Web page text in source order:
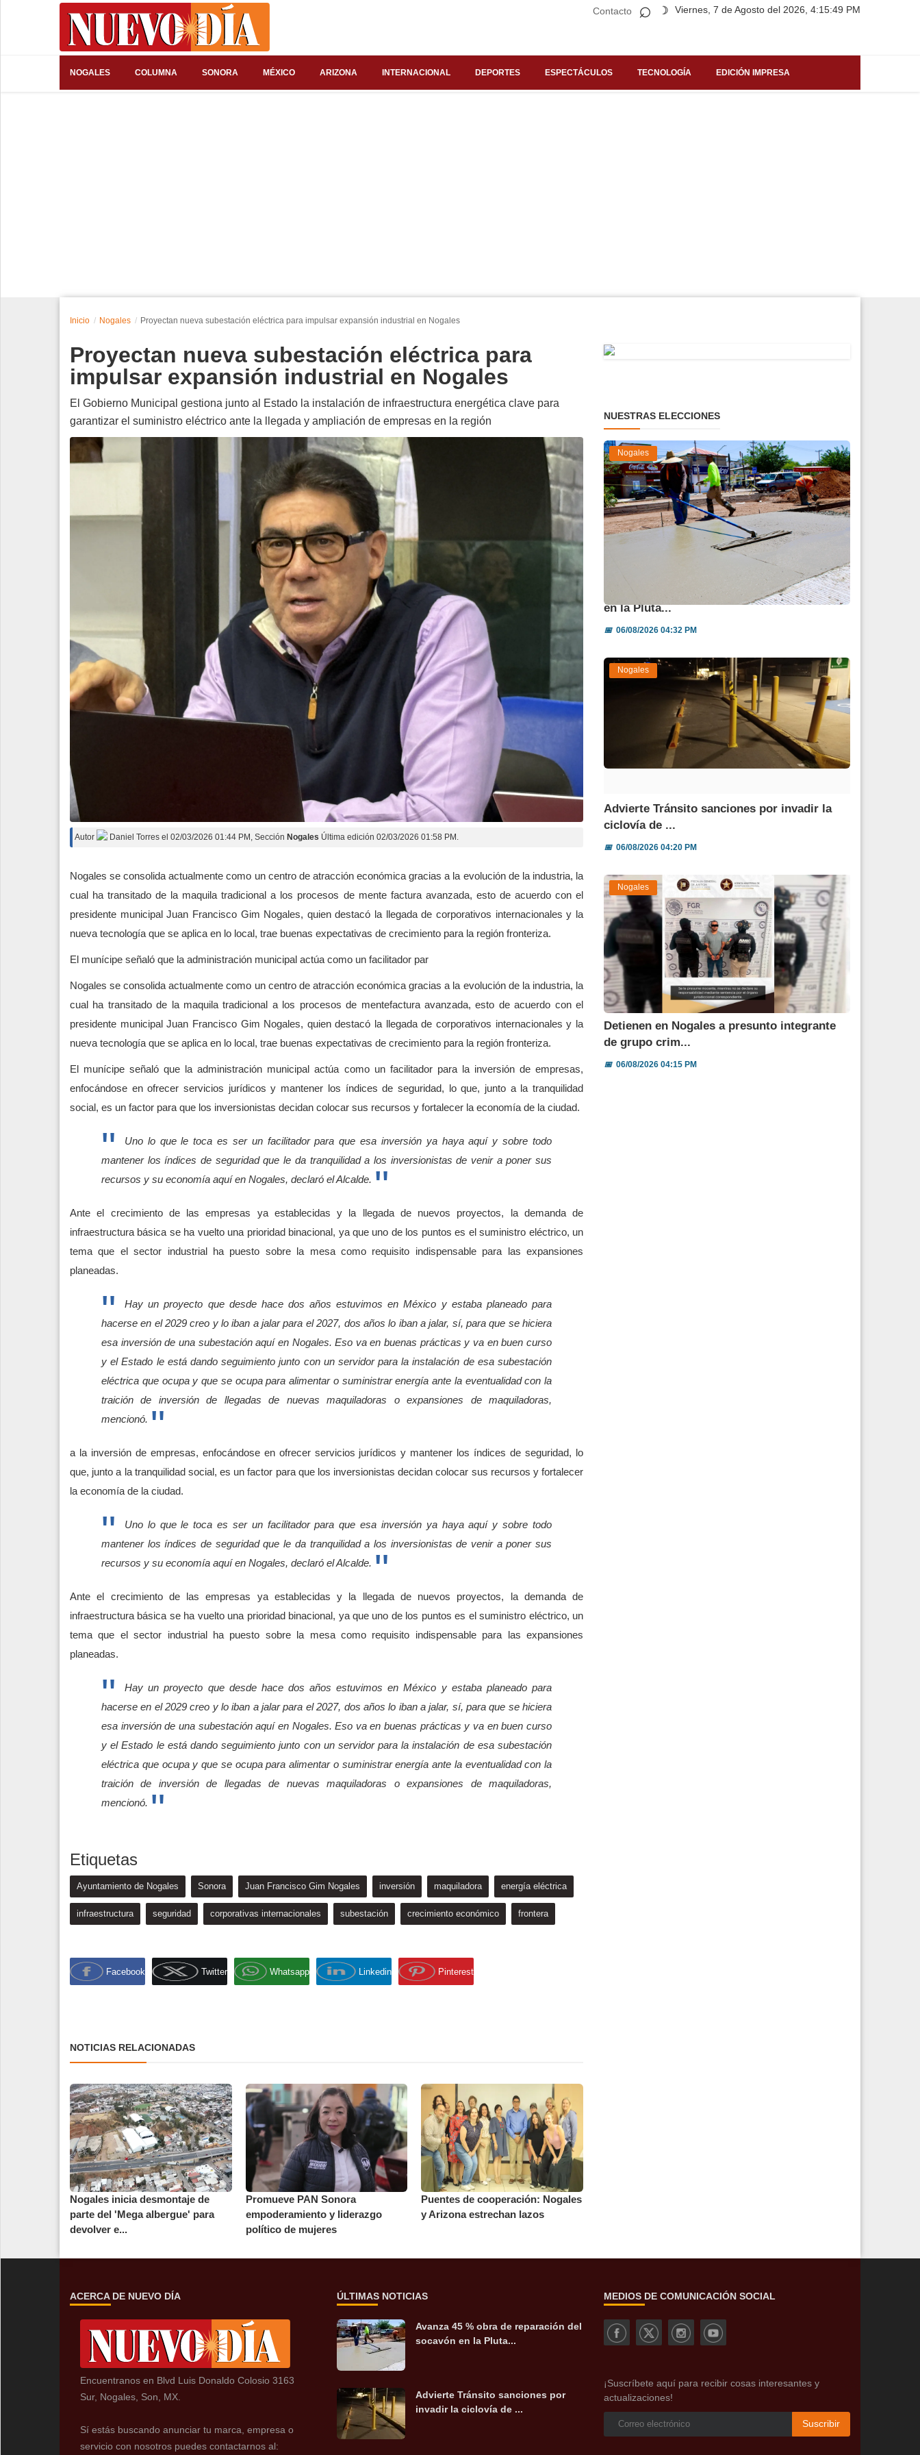
Contacto Viernes, 7 de Agosto del 2026, 4:15:49 PM
⌕ ☽
NOGALES COLUMNA SONORA MÉXICO ARIZONA INTERNACIONAL DEPORTES ESPECTÁCULOS TECNOLOGÍA EDICIÓN IMPRESA
Edición Impresa
Inicio Nogales Proyectan nueva subestación eléctrica para impulsar expansión industrial en Nogales
Proyectan nueva subestación eléctrica para
impulsar expansión industrial en Nogales
El Gobierno Municipal gestiona junto al Estado la instalación de infraestructura energética clave para
garantizar el suministro eléctrico ante la llegada y ampliación de empresas en la región
Autor Daniel Torres el 02/03/2026 01:44 PM , Sección Nogales Última edición 02/03/2026 01:58 PM.
Nogales se consolida actualmente como un centro de atracción económica gracias a la evolución de la industria, la
cual ha transitado de la maquila tradicional a los procesos de mente factura avanzada, esto de acuerdo con el
presidente municipal Juan Francisco Gim Nogales, quien destacó la llegada de corporativos internacionales y la
nueva tecnología que se aplica en lo local, trae buenas expectativas de crecimiento para la región fronteriza.
El munícipe señaló que la administración municipal actúa como un facilitador par
Nogales se consolida actualmente como un centro de atracción económica gracias a la evolución de la industria, la
cual ha transitado de la maquila tradicional a los procesos de mentefactura avanzada, esto de acuerdo con el
presidente municipal Juan Francisco Gim Nogales, quien destacó la llegada de corporativos internacionales y la
nueva tecnología que se aplica en lo local, trae buenas expectativas de crecimiento para la región fronteriza.
El munícipe señaló que la administración municipal actúa como un facilitador para la inversión de empresas,
enfocándose en ofrecer servicios jurídicos y mantener los índices de seguridad, lo que, junto a la tranquilidad
social, es un factor para que los inversionistas decidan colocar sus recursos y fortalecer la economía de la ciudad.
Uno lo que le toca es ser un facilitador para que esa inversión ya haya aquí y sobre todo
mantener los índices de seguridad que le da tranquilidad a los inversionistas de venir a poner sus
recursos y su economía aquí en Nogales, declaró el Alcalde.
Ante el crecimiento de las empresas ya establecidas y la llegada de nuevos proyectos, la demanda de
infraestructura básica se ha vuelto una prioridad binacional, ya que uno de los puntos es el suministro eléctrico, un
tema que el sector industrial ha puesto sobre la mesa como requisito indispensable para las expansiones
planeadas.
Hay un proyecto que desde hace dos años estuvimos en México y estaba planeado para
hacerse en el 2029 creo y lo iban a jalar para el 2027, dos años lo iban a jalar, sí, para que se hiciera
esa inversión de una subestación aquí en Nogales. Eso va en buenas prácticas y va en buen curso
y el Estado le está dando seguimiento junto con un servidor para la instalación de esa subestación
eléctrica que ocupa y que se ocupa para alimentar o suministrar energía ante la eventualidad con la
traición de inversión de llegadas de nuevas maquiladoras o expansiones de maquiladoras,
mencionó.
a la inversión de empresas, enfocándose en ofrecer servicios jurídicos y mantener los índices de seguridad, lo
que, junto a la tranquilidad social, es un factor para que los inversionistas decidan colocar sus recursos y fortalecer
la economía de la ciudad.
Uno lo que le toca es ser un facilitador para que esa inversión ya haya aquí y sobre todo
mantener los índices de seguridad que le da tranquilidad a los inversionistas de venir a poner sus
recursos y su economía aquí en Nogales, declaró el Alcalde.
Ante el crecimiento de las empresas ya establecidas y la llegada de nuevos proyectos, la demanda de
infraestructura básica se ha vuelto una prioridad binacional, ya que uno de los puntos es el suministro eléctrico, un
tema que el sector industrial ha puesto sobre la mesa como requisito indispensable para las expansiones
planeadas.
Hay un proyecto que desde hace dos años estuvimos en México y estaba planeado para
hacerse en el 2029 creo y lo iban a jalar para el 2027, dos años lo iban a jalar, sí, para que se hiciera
esa inversión de una subestación aquí en Nogales. Eso va en buenas prácticas y va en buen curso
y el Estado le está dando seguimiento junto con un servidor para la instalación de esa subestación
eléctrica que ocupa y que se ocupa para alimentar o suministrar energía ante la eventualidad con la
traición de inversión de llegadas de nuevas maquiladoras o expansiones de maquiladoras,
mencionó.
Etiquetas
Ayuntamiento de Nogales Sonora Juan Francisco Gim Nogales inversión maquiladora energía eléctrica
infraestructura seguridad corporativas internacionales subestación crecimiento económico frontera
Facebook Twitter Whatsapp Linkedin Pinterest
NOTICIAS RELACIONADAS
Nogales inicia desmontaje de
parte del 'Mega albergue' para
devolver e...
Promueve PAN Sonora
empoderamiento y liderazgo
político de mujeres
Puentes de cooperación: Nogales
y Arizona estrechan lazos
NUESTRAS ELECCIONES
Nogales
Avanza 45 % obra de reparación del socavón
en la Pluta...
📅06/08/2026 04:32 PM
Nogales
Advierte Tránsito sanciones por invadir la
ciclovía de ...
📅06/08/2026 04:20 PM
Nogales
Detienen en Nogales a presunto integrante
de grupo crim...
📅06/08/2026 04:15 PM
ACERCA DE NUEVO DÍA
Encuentranos en Blvd Luis Donaldo Colosio 3163
Sur, Nogales, Son, MX.
Sí estás buscando anunciar tu marca, empresa o
servicio con nosotros puedes contactarnos al:
ÚLTIMAS NOTICIAS
Avanza 45 % obra de reparación del
socavón en la Pluta...
Advierte Tránsito sanciones por
invadir la ciclovía de ...
MEDIOS DE COMUNICACIÓN SOCIAL
¡Suscríbete aquí para recibir cosas interesantes y
actualizaciones!
Suscribir